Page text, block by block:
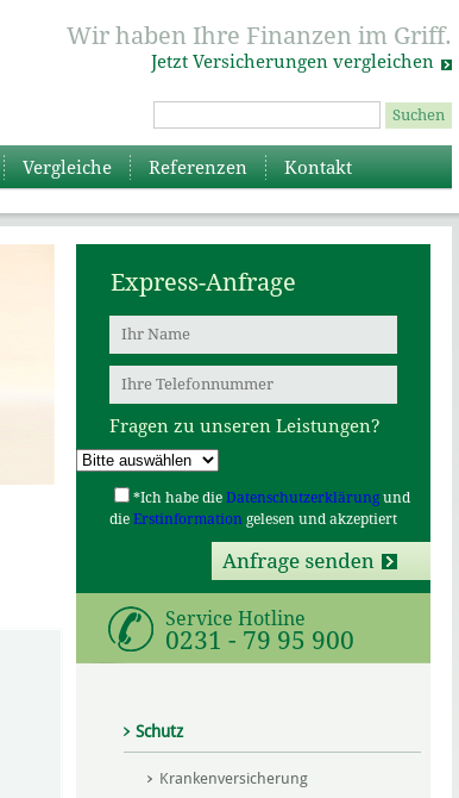
Wir haben Ihre Finanzen im Griff.
Jetzt Versicherungen vergleichen
Vergleiche Referenzen Kontakt
Express-Anfrage
Fragen zu unseren Leistungen?
*Ich habe die Datenschutzerklärungund
die Erstinformation gelesen und akzeptiert
Service Hotline
0231 - 79 95 900
Schutz
Krankenversicherung